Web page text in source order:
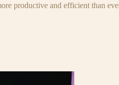
productive and efficient than